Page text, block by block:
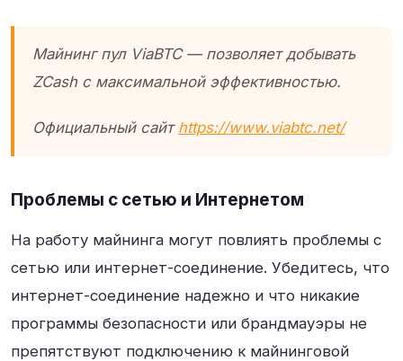
Майнинг пул ViaBTC — позволяет добывать
ZCash с максимальной эффективностью.
Официальный сайт https://www.viabtc.net/
Проблемы с сетью и Интернетом
На работу майнинга могут повлиять проблемы с
сетью или интернет-соединение. Убедитесь, что
интернет-соединение надежно и что никакие
программы безопасности или брандмауэры не
препятствуют подключению к майнинговой